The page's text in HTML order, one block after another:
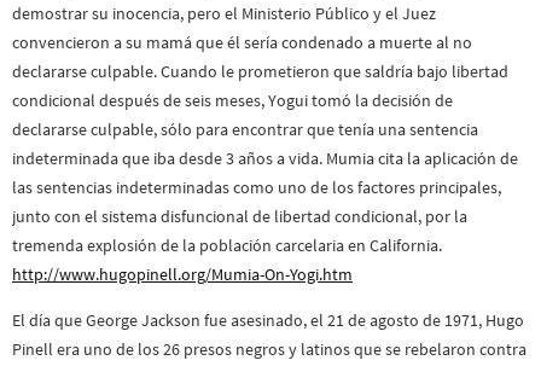
demostrar su inocencia, pero el Ministerio Público y el Juez
convencieron a su mamá que él sería condenado a muerte al no
declararse culpable. Cuando le prometieron que saldría bajo libertad
condicional después de seis meses, Yogui tomó la decisión de
declararse culpable, sólo para encontrar que tenía una sentencia
indeterminada que iba desde 3 años a vida. Mumia cita la aplicación de
las sentencias indeterminadas como uno de los factores principales,
junto con el sistema disfuncional de libertad condicional, por la
tremenda explosión de la población carcelaria en California.
http://www.hugopinell.org/Mumia-On-Yogi.htm
El día que George Jackson fue asesinado, el 21 de agosto de 1971, Hugo
Pinell era uno de los 26 presos negros y latinos que se rebelaron contra